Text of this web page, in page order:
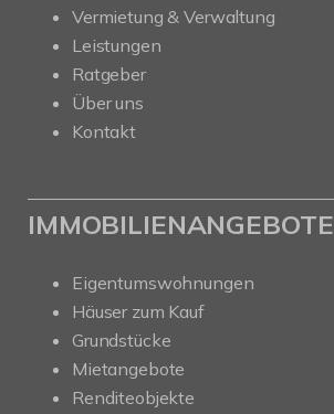
Vermietung & Verwaltung
Leistungen
Ratgeber
Über uns
Kontakt
IMMOBILIENANGEBOTE
Eigentumswohnungen
Häuser zum Kauf
Grundstücke
Mietangebote
Renditeobjekte